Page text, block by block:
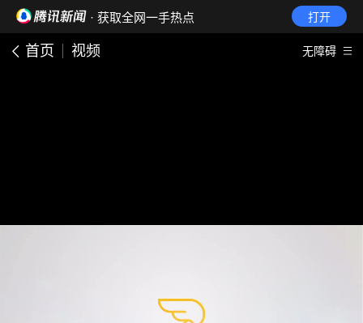
· 获取全网一手热点 打开
首页 视频 无障碍